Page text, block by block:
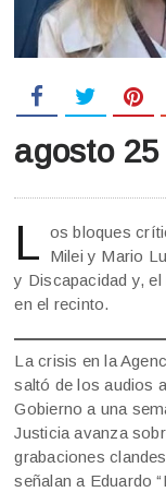
agosto 25
L os bloques
Milei y Mario
y Discapacidad y,
en el recinto.
La crisis en la
saltó de los audios
Gobierno a una
Justicia avanza
grabaciones
señalan a Eduardo